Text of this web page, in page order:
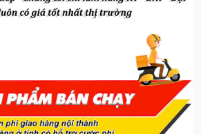
Xoan đào ... xin mời quý khách đến
gỗ, chất lượng và giá cả -Xưởng